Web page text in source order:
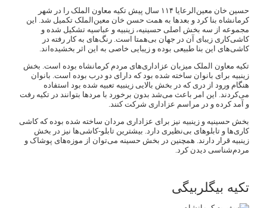
حسین خان معین‌الرعایا ۱۱۴ سال پیش تکیه معاون الملک را در شهر
کرمانشاه بنا کرد و بعدها به همت حسن خان معین‌الملک تکمیل شد. این
مجموعه از سه بخش اصلی حسینیه، زینبیه و عباسیه تشکیل شده و
کاشی‌کاری زیبای آن در جهان بی‌همتا است. رنگ‌های به کار رفته در
کاشی‌های این بنا طبیعی بوده و زیبایی خاصی به این اثر بخشیده‌اند.
تکیه معاون الملک میزبان عزاداری‌های مردم کرمانشاه بوده است. بخش
زینبیه برای بانوان ساخته شده بود که دارای دو درب بوده است. بانوان
هنگام ورود از دری که در بخش بالایی زینبیه تعبیه شده بود استفاده
می‌کردند. این امر باعث می‌شد بدون برخورد با مردها بتوانند در تکیه رفت
و آمد کرده و در مراسم عزاداری شرکت کنند.
بخش حسینیه و زینبیه نیز برای عزاداری مردان ساخته شده بوده که کاشی
کاری‌ها و تابلوهای بی‌نظیری دارد. بیشترین تابلو-کاشی‌ها نیز در بخش
زینبیه قرار دارند. همچنین در بخش حسینه می‌توان از موزه‌های پوشاک و
مردم‌شناسی دیدن کرد.
تکیه بیگلربیگی